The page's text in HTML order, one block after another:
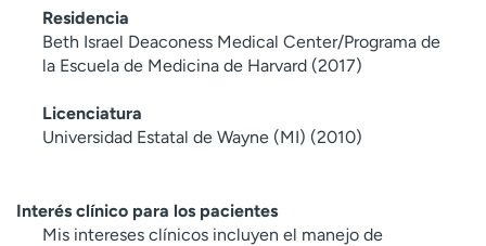
Residencia
Beth Israel Deaconess Medical Center/Programa de
la Escuela de Medicina de Harvard (2017)
Licenciatura
Universidad Estatal de Wayne (MI) (2010)
Interés clínico para los pacientes
Mis intereses clínicos incluyen el manejo de